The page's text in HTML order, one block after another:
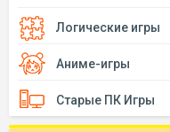
Логические игры
Аниме-игры
Старые ПК Игры